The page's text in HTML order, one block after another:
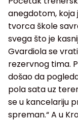
anegdotom, koja
tvorca škole
svega što je
Gvardiola se
rezervnog tima.
došao da
pola sata uz
se u kancelariju
spreman.“ A u